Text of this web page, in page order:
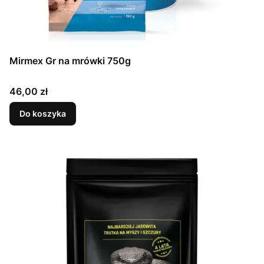
Mirmex Gr na mrówki 750g
Cena
46,00 zł
Do koszyka